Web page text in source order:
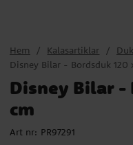
Hem Kalasartiklar
Disney Bilar - Bordsduk 120
Disney Bilar -
cm
Art nr: PR97291